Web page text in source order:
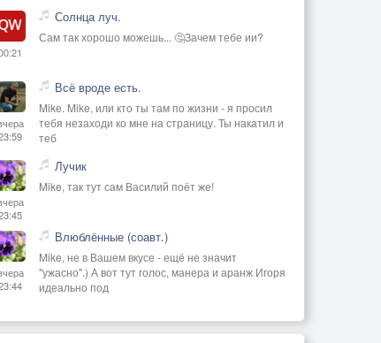
Солнца луч.
Сам так хорошо можешь... 🤔Зачем тебе ии?
Всё вроде есть.
Mike. Mike, или кто ты там по жизни - я просил
тебя незаходи ко мне на страницу. Ты накатил и
теб
Лучик
Mike, так тут сам Василий поёт же!
Влюблённые (соавт.)
Mike, не в Вашем вкусе - ещё не значит
"ужасно".) А вот тут голос, манера и аранж Игоря
идеально под